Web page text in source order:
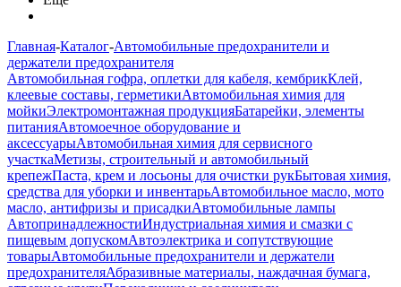
Главная-Каталог-Автомобильные предохранители и
держатели предохранителя
Автомобильная гофра, оплетки для кабеля, кембрикКлей,
клеевые составы, герметикиАвтомобильная химия для
мойкиЭлектромонтажная продукцияБатарейки, элементы
питанияАвтомоечное оборудование и
аксессуарыАвтомобильная химия для сервисного
участкаМетизы, строительный и автомобильный
крепежПаста, крем и лосьоны для очистки рукБытовая химия,
средства для уборки и инвентарьАвтомобильное масло, мото
масло, антифризы и присадкиАвтомобильные лампы
АвтопринадлежностиИндустриальная химия и смазки с
пищевым допускомАвтоэлектрика и сопутствующие
товарыАвтомобильные предохранители и держатели
предохранителяАбразивные материалы, наждачная бумага,